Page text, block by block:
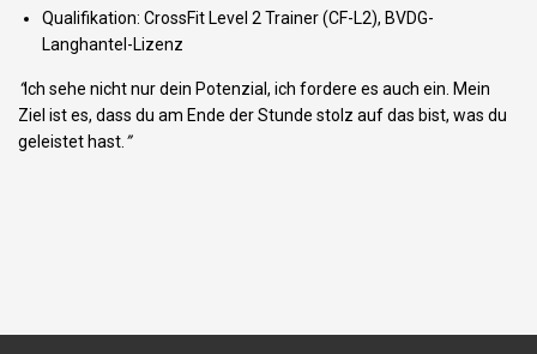
Qualifikation: CrossFit Level 2 Trainer (CF-L2), BVDG-
Langhantel-Lizenz
“Ich sehe nicht nur dein Potenzial, ich fordere es auch ein. Mein
Ziel ist es, dass du am Ende der Stunde stolz auf das bist, was du
geleistet hast. ”